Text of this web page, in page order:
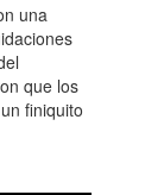
una
que los
finiquito